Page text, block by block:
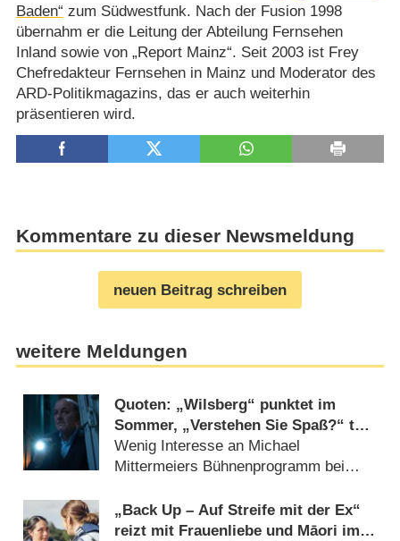
Baden“ zum Südwestfunk. Nach der Fusion 1998
übernahm er die Leitung der Abteilung Fernsehen
Inland sowie von „Report Mainz“. Seit 2003 ist Frey
Chefredakteur Fernsehen in Mainz und Moderator des
ARD-Politikmagazins, das er auch weiterhin
präsentieren wird.
Kommentare zu dieser Newsmeldung
neuen Beitrag schreiben
weitere Meldungen
Quoten: „Wilsberg“ punktet im
Sommer, „Verstehen Sie Spaß?“ tut
sich schwer
Wenig Interesse an Michael
Mittermeiers Bühnenprogramm bei
„Back Up – Auf Streife mit der Ex“
reizt mit Frauenliebe und Māori im